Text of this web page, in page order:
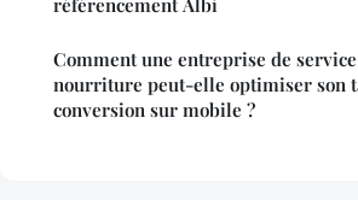
Comment une entreprise de
nourriture peut-elle optimiser son
conversion sur mobile ?